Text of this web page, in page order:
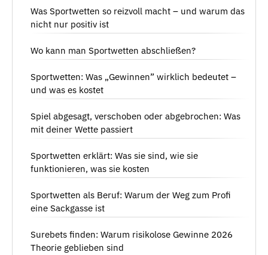
Was Sportwetten so reizvoll macht – und warum das
nicht nur positiv ist
Wo kann man Sportwetten abschließen?
Sportwetten: Was „Gewinnen” wirklich bedeutet –
und was es kostet
Spiel abgesagt, verschoben oder abgebrochen: Was
mit deiner Wette passiert
Sportwetten erklärt: Was sie sind, wie sie
funktionieren, was sie kosten
Sportwetten als Beruf: Warum der Weg zum Profi
eine Sackgasse ist
Surebets finden: Warum risikolose Gewinne 2026
Theorie geblieben sind